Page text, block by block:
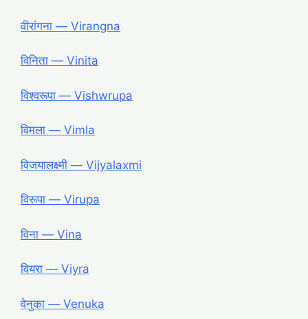
वीरांगना ― Virangna
विनिता ― Vinita
विश्वरूपा ― Vishwrupa
विमला ― Vimla
विजयालक्ष्मी ― Vijyalaxmi
विरूपा ― Virupa
विना ― Vina
वियरा ― Viyra
वेनुका ― Venuka